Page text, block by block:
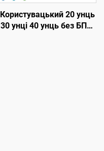
Користувацький 20 унць
30 унці 40 унць без БПА,